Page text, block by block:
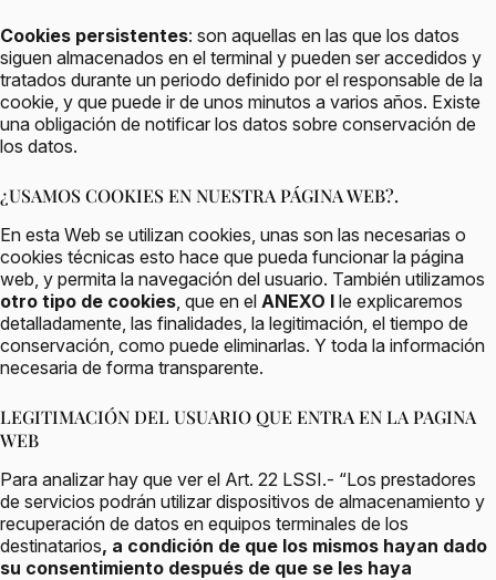
Cookies persistentes: son aquellas en las que los datos
siguen almacenados en el terminal y pueden ser accedidos y
tratados durante un periodo definido por el responsable de la
cookie, y que puede ir de unos minutos a varios años. Existe
una obligación de notificar los datos sobre conservación de
los datos.
¿USAMOS COOKIES EN NUESTRA PÁGINA WEB?.
En esta Web se utilizan cookies, unas son las necesarias o
cookies técnicas esto hace que pueda funcionar la página
web, y permita la navegación del usuario. También utilizamos
otro tipo de cookies , que en el ANEXO I le explicaremos
detalladamente, las finalidades, la legitimación, el tiempo de
conservación, como puede eliminarlas. Y toda la información
necesaria de forma transparente.
LEGITIMACIÓN DEL USUARIO QUE ENTRA EN LA PAGINA
WEB
Para analizar hay que ver el Art. 22 LSSI.- “Los prestadores
de servicios podrán utilizar dispositivos de almacenamiento y
recuperación de datos en equipos terminales de los
destinatarios, a condición de que los mismos hayan dado
su consentimiento después de que se les haya